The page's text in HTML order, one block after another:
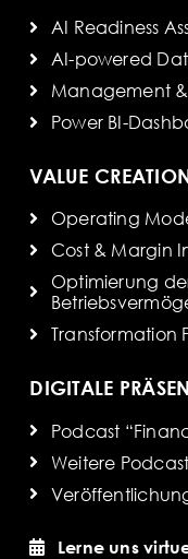
AI Readiness
AI-powered
Management
Power BI-
VALUE
Operating
Cost & Margin
Optimierung
Transformation
DIGITALE
Podcast
Weitere
Lerne uns